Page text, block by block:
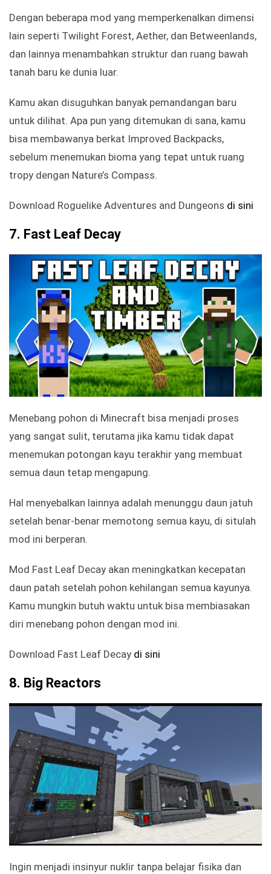
Dengan beberapa mod yang memperkenalkan dimensi
lain seperti Twilight Forest, Aether, dan Betweenlands,
dan lainnya menambahkan struktur dan ruang bawah
tanah baru ke dunia luar.
Kamu akan disuguhkan banyak pemandangan baru
untuk dilihat. Apa pun yang ditemukan di sana, kamu
bisa membawanya berkat Improved Backpacks,
sebelum menemukan bioma yang tepat untuk ruang
tropy dengan Nature’s Compass.
Download Roguelike Adventures and Dungeons di sini
7. Fast Leaf Decay
Menebang pohon di Minecraft bisa menjadi proses
yang sangat sulit, terutama jika kamu tidak dapat
menemukan potongan kayu terakhir yang membuat
semua daun tetap mengapung.
Hal menyebalkan lainnya adalah menunggu daun jatuh
setelah benar-benar memotong semua kayu, di situlah
mod ini berperan.
Mod Fast Leaf Decay akan meningkatkan kecepatan
daun patah setelah pohon kehilangan semua kayunya.
Kamu mungkin butuh waktu untuk bisa membiasakan
diri menebang pohon dengan mod ini.
Download Fast Leaf Decay di sini
8. Big Reactors
Ingin menjadi insinyur nuklir tanpa belajar fisika dan